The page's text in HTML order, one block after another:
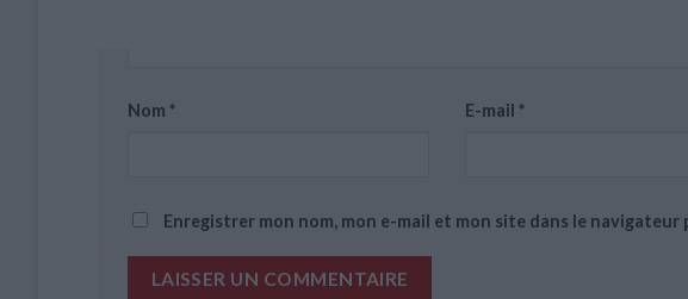
Nom * E-mail*
Enregistrer mon nom, mon e-mail et mon site dans le